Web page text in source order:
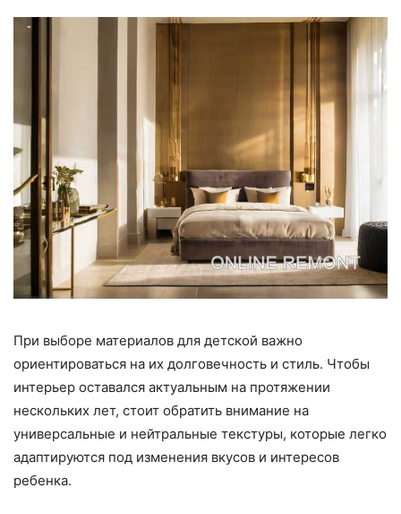
При выборе материалов для детской важно
ориентироваться на их долговечность и стиль. Чтобы
интерьер оставался актуальным на протяжении
нескольких лет, стоит обратить внимание на
универсальные и нейтральные текстуры, которые легко
адаптируются под изменения вкусов и интересов
ребенка.